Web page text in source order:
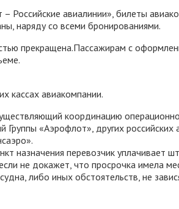
авиалинии», билеты
наряду со всеми бронированиями.
прекращена.Пассажирам с
кассах авиакомпании.
координацию
«Аэрофлот», других российских
назначения перевозчик уплачивает
не докажет, что просрочка имела
либо иных обстоятельств, не